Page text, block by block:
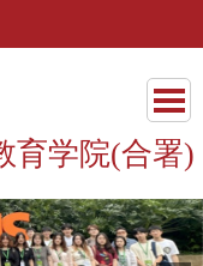
育学院(合署)